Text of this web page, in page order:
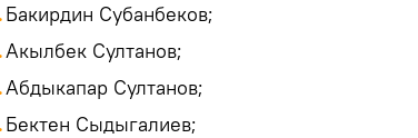
Бакирдин Субанбеков;
Акылбек Султанов;
Абдыкапар Султанов;
Бектен Сыдыгалиев;